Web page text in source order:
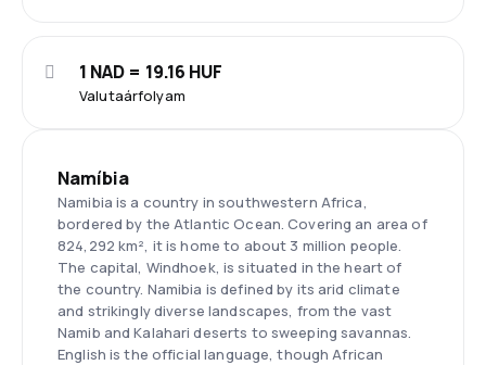
Valutaárfolyam
1 NAD = 19.16 HUF
Namíbia
Namibia is a country in southwestern Africa,
bordered by the Atlantic Ocean. Covering an area of
824,292 km², it is home to about 3 million people.
The capital, Windhoek, is situated in the heart of
the country. Namibia is defined by its arid climate
and strikingly diverse landscapes, from the vast
Namib and Kalahari deserts to sweeping savannas.
English is the official language, though African